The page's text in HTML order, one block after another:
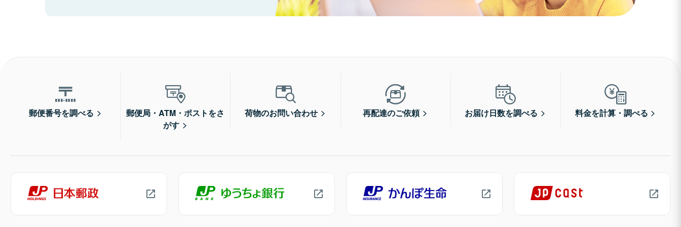
郵便番号を調べる
郵便局・ATM・ポストをさ
がす
荷物のお問い合わせ 再配達のご依頼 お届け日数を調べる 料金を計算・調べる